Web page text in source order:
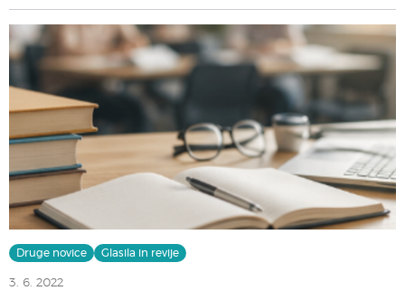
Druge novice Glasila in revije
3. 6. 2022